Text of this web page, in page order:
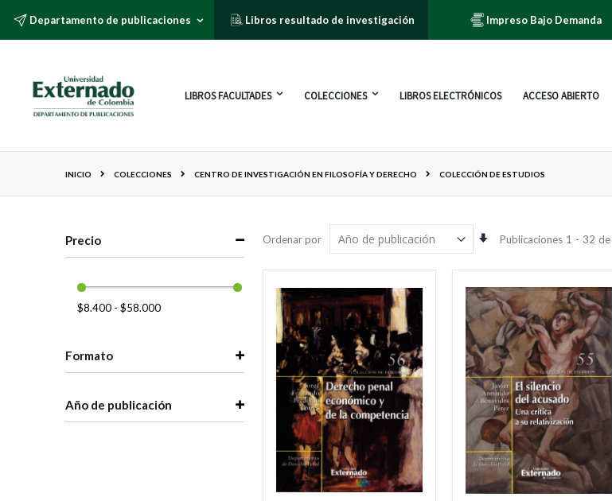
Departamento de publicaciones Libros resultado de investigación Impreso Bajo Demanda
LIBROS FACULTADES COLECCIONES LIBROS ELECTRÓNICOS ACCESO ABIERTO
INICIO COLECCIONES CENTRO DE INVESTIGACIÓN EN FILOSOFÍA Y DERECHO COLECCIÓN DE ESTUDIOS
Ordenar por
Orden
Publicaciones 1 - 32 de
Precio
$8.400 - $58.000
Formato
Año de publicación